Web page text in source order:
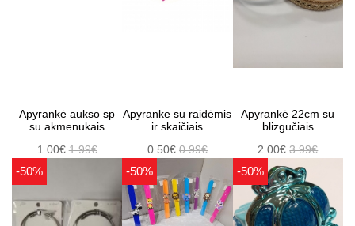
Apyrankė aukso sp
su akmenukais
1.00€1.99€
Apyranke su raidėmis
ir skaičiais
0.50€ 0.99€
Apyrankė 22cm su
blizgučiais
2.00€3.99€
-50% -50% -50%